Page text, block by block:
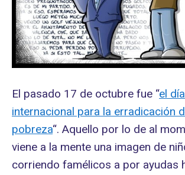
El pasado 17 de octubre fue “el día
internacional para la erradicación
pobreza“. Aquello por lo de al
viene a la mente una imagen de
corriendo famélicos a por ayudas